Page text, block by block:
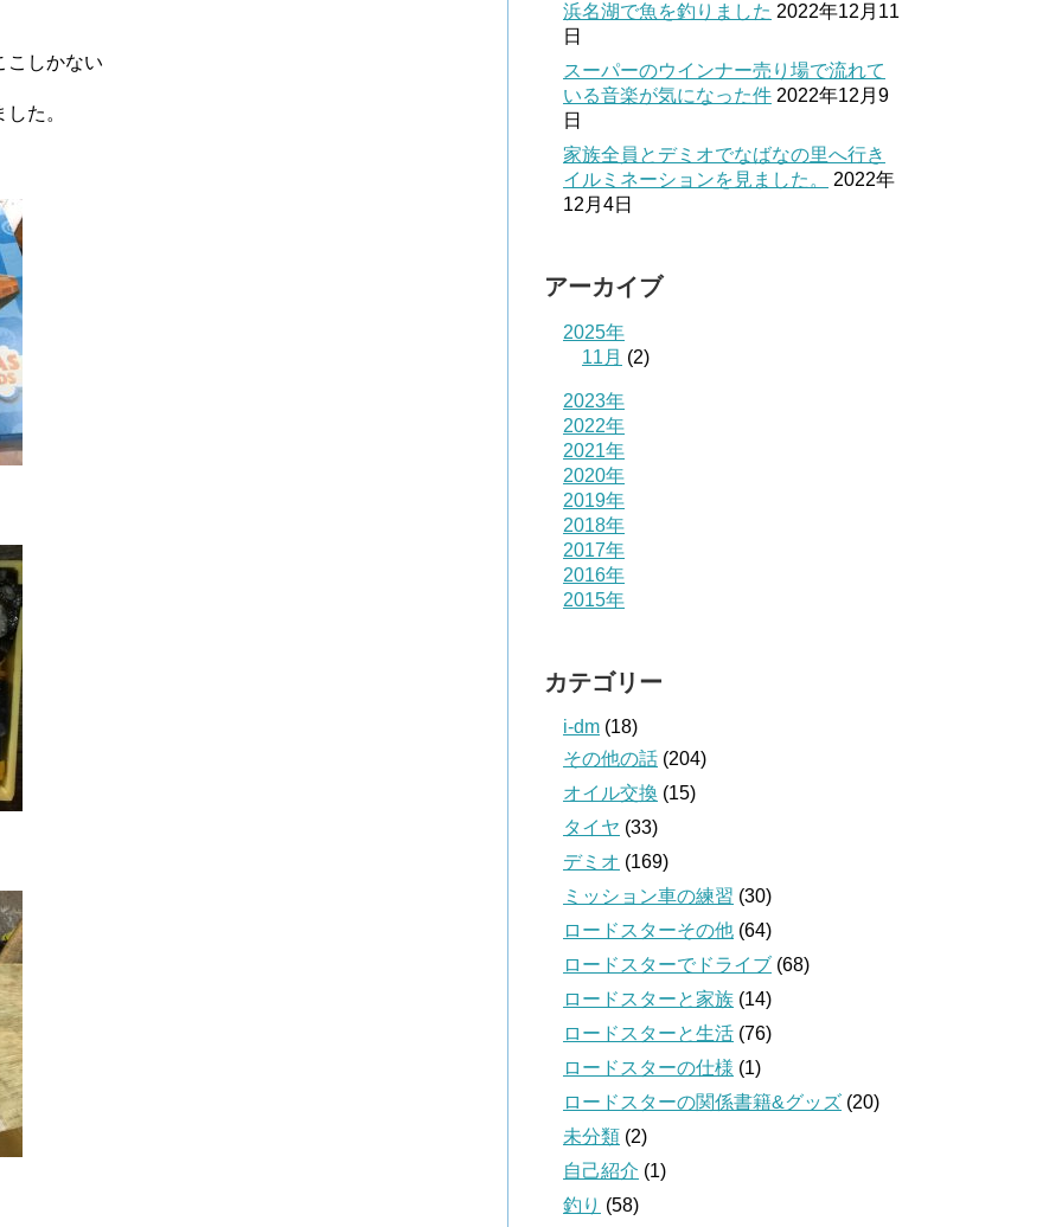
こしかない
た。
浜名湖で魚を釣りました 2022年12月11
日
スーパーのウインナー売り場で流れて
いる音楽が気になった件 2022年12月9
日
家族全員とデミオでなばなの里へ行き
イルミネーションを見ました。
2022年
12月4日
アーカイブ
2025年
11月 (2)
2023年
2022年
2021年
2020年
2019年
2018年
2017年
2016年
2015年
カテゴリー
i-dm (18)
その他の話 (204)
オイル交換 (15)
タイヤ (33)
デミオ (169)
ミッション車の練習 (30)
ロードスターその他 (64)
ロードスターでドライブ (68)
ロードスターと家族 (14)
ロードスターと生活 (76)
ロードスターの仕様 (1)
ロードスターの関係書籍&グッズ (20)
未分類 (2)
自己紹介 (1)
釣り (58)